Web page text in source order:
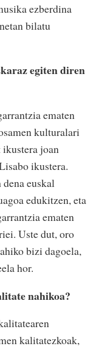
ezberdina
bilatu
egiten diren
ematen
kulturalari
ikustera joan
ikustera.
euskal
edukitzen, eta
ematen
Uste dut, oro
bizi dagoela,
hor.
nahikoa?
kalitatezkoak,